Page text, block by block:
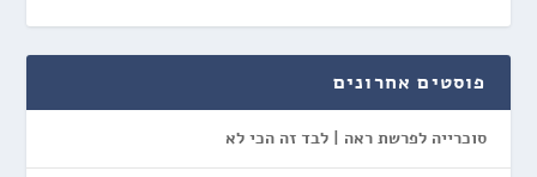
פוסטים אחרונים
סוכרייה לפרשת ראה | לבד זה הכי לא